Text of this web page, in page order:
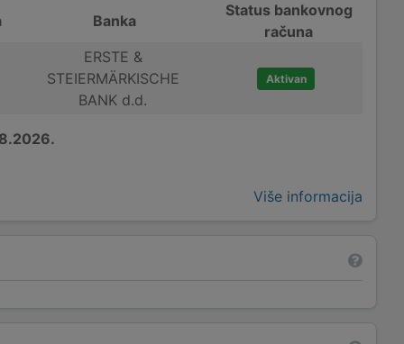
Banka
Status bankovnog
računa
ERSTE &
STEIERMÄRKISCHE
BANK d.d.
Aktivan
Više informacija